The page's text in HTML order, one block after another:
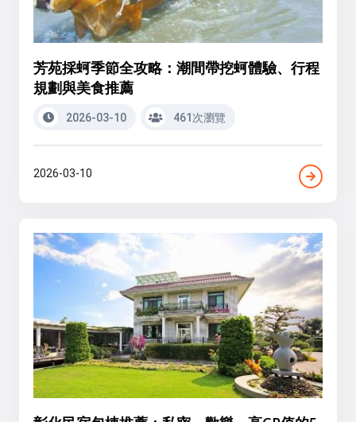
芳苑採蚵季節全攻略：潮間帶挖蚵體驗、行程
規劃與美食推薦
2026-03-10 461次瀏覽
2026-03-10